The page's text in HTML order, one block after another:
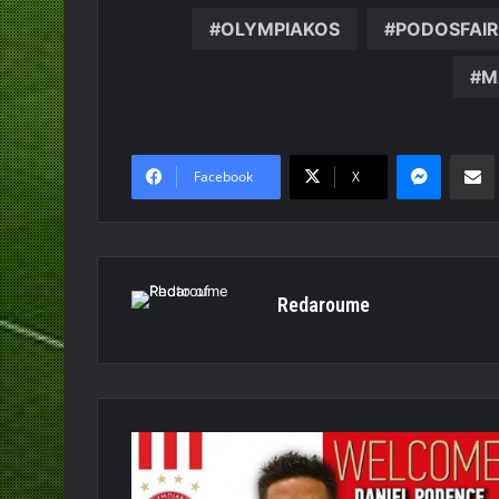
OLYMPIAKOS
Facebook X
Redaroume
Ολυμπιακό